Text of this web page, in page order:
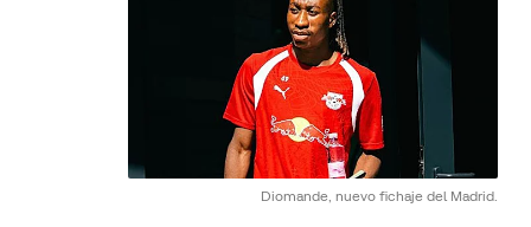
Diomande, nuevo fichaje del Madrid.